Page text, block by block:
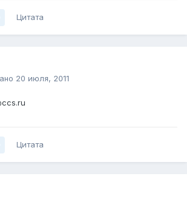
Цитата
20 июля, 2011
Цитата